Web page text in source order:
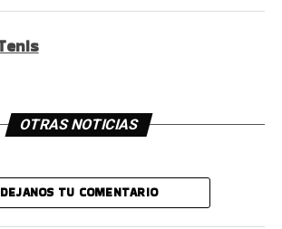
OTRAS NOTICIAS
DEJANOS TU COMENTARIO